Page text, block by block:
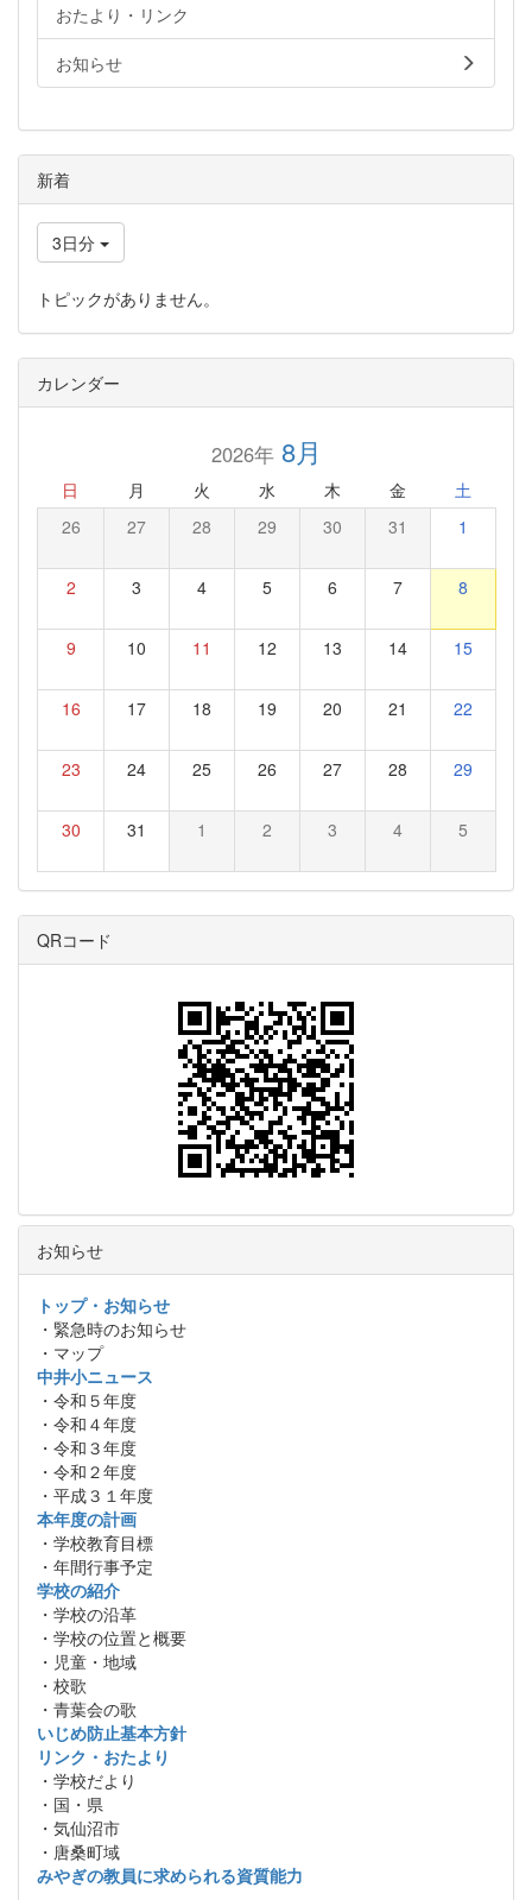
おたより・リンク
お知らせ
新着
3日分
トピックがありません。
カレンダー
2026年8月
日 月 火 水 木 金 土
26 27 28 29 30 31 1
2 3 4 5 6 7 8
9 10 11 12 13 14 15
16 17 18 19 20 21 22
23 24 25 26 27 28 29
30 31 1 2 3 4 5
QRコード
お知らせ
トップ・お知らせ
・緊急時のお知らせ
・マップ
中井小ニュース
・令和５年度
・令和４年度
・令和３年度
・令和２年度
・平成３１年度
本年度の計画
・学校教育目標
・年間行事予定
学校の紹介
・学校の沿革
・学校の位置と概要
・児童・地域
・校歌
・青葉会の歌
いじめ防止基本方針
リンク・おたより
・学校だより
・国・県
・気仙沼市
・唐桑町域
みやぎの教員に求められる資質能力